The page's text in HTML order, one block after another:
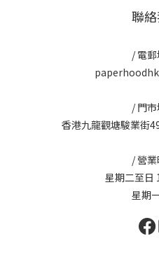
聯
/ 電
/ 門
香港九龍觀塘駿業街
/ 營
星期二至日
星期